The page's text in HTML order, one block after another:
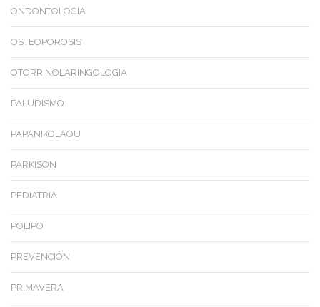
ONDONTOLOGIA
OSTEOPOROSIS
OTORRINOLARINGOLOGIA
PALUDISMO
PAPANIKOLAOU
PARKISON
PEDIATRIA
POLIPO
PREVENCIÓN
PRIMAVERA